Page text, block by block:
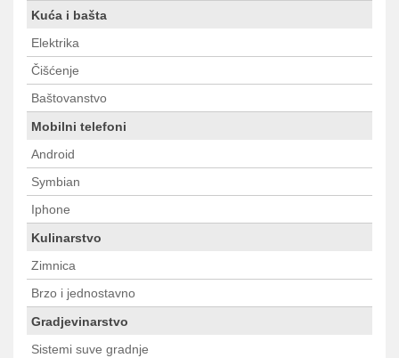
Kuća i bašta
Elektrika
Čišćenje
Baštovanstvo
Mobilni telefoni
Android
Symbian
Iphone
Kulinarstvo
Zimnica
Brzo i jednostavno
Gradjevinarstvo
Sistemi suve gradnje